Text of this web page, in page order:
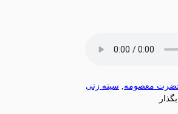
معصومه, سینه زنی